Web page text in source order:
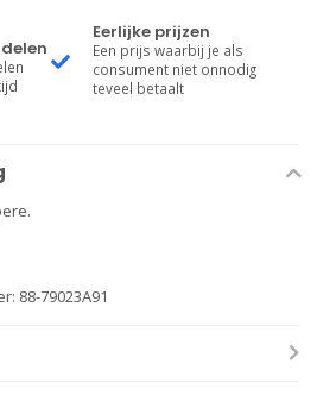
Eerlijke prijzen
Een prijs waarbij je als
consument niet onnodig
teveel betaalt
88-79023A91